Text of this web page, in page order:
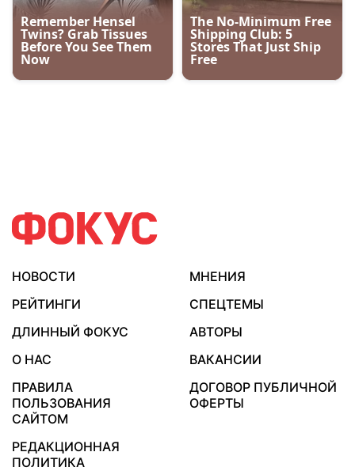
НОВОСТИ
МНЕНИЯ
РЕЙТИНГИ
СПЕЦТЕМЫ
ДЛИННЫЙ ФОКУС
АВТОРЫ
О НАС
ВАКАНСИИ
ПРАВИЛА
ПОЛЬЗОВАНИЯ
САЙТОМ
ДОГОВОР ПУБЛИЧНОЙ
ОФЕРТЫ
РЕДАКЦИОННАЯ
ПОЛИТИКА